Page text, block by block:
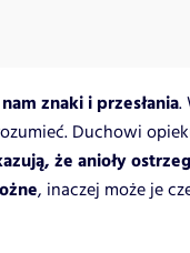
znaki i przesłania.
Duchowi
że anioły
, inaczej może je